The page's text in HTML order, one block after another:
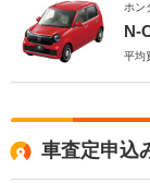
ホン
N-
平均
車査定申込